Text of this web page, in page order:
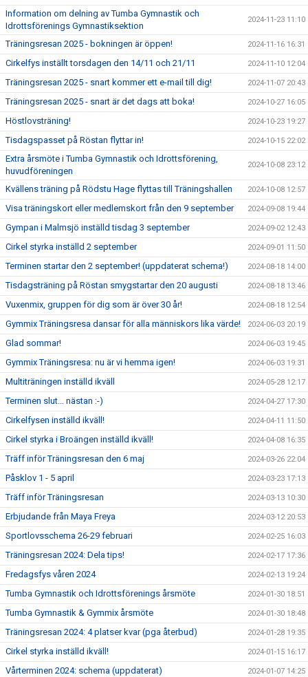
Information om delning av Tumba Gymnastik och
Idrottsförenings Gymnastiksektion
2024-11-23 11:10
Träningsresan 2025 - bokningen är öppen! 2024-11-16 16:31
Cirkelfys inställt torsdagen den 14/11 och 21/11 2024-11-10 12:04
Träningsresan 2025 - snart kommer ett e-mail till dig! 2024-11-07 20:43
Träningsresan 2025 - snart är det dags att boka! 2024-10-27 16:05
Höstlovsträning! 2024-10-23 19:27
Tisdagspasset på Röstan flyttar in! 2024-10-15 22:02
Extra årsmöte i Tumba Gymnastik och Idrottsförening,
huvudföreningen
2024-10-08 23:12
Kvällens träning på Rödstu Hage flyttas till Träningshallen 2024-10-08 12:57
Visa träningskort eller medlemskort från den 9 september 2024-09-08 19:44
Gympan i Malmsjö inställd tisdag 3 september 2024-09-02 12:43
Cirkel styrka inställd 2 september 2024-09-01 11:50
Terminen startar den 2 september! (uppdaterat schema!) 2024-08-18 14:00
Tisdagsträning på Röstan smygstartar den 20 augusti 2024-08-18 13:46
Vuxenmix, gruppen för dig som är över 30 år! 2024-08-18 12:54
Gymmix Träningsresa dansar för alla människors lika värde! 2024-06-03 20:19
Glad sommar! 2024-06-03 19:45
Gymmix Träningsresa: nu är vi hemma igen! 2024-06-03 19:31
Multiträningen inställd ikväll 2024-05-28 12:17
Terminen slut... nästan :-) 2024-04-27 17:30
Cirkelfysen inställd ikväll! 2024-04-11 11:50
Cirkel styrka i Broängen inställd ikväll! 2024-04-08 16:35
Träff inför Träningsresan den 6 maj 2024-03-26 22:04
Påsklov 1 - 5 april 2024-03-23 17:13
Träff inför Träningsresan 2024-03-13 10:30
Erbjudande från Maya Freya 2024-03-12 20:53
Sportlovsschema 26-29 februari 2024-02-25 16:03
Träningsresan 2024: Dela tips! 2024-02-17 17:36
Fredagsfys våren 2024 2024-02-13 19:24
Tumba Gymnastik och Idrottsförenings årsmöte 2024-01-30 18:51
Tumba Gymnastik & Gymmix årsmöte 2024-01-30 18:48
Träningsresan 2024: 4 platser kvar (pga återbud) 2024-01-28 19:35
Cirkel styrka inställd ikväll! 2024-01-15 16:17
Vårterminen 2024: schema (uppdaterat) 2024-01-07 14:25